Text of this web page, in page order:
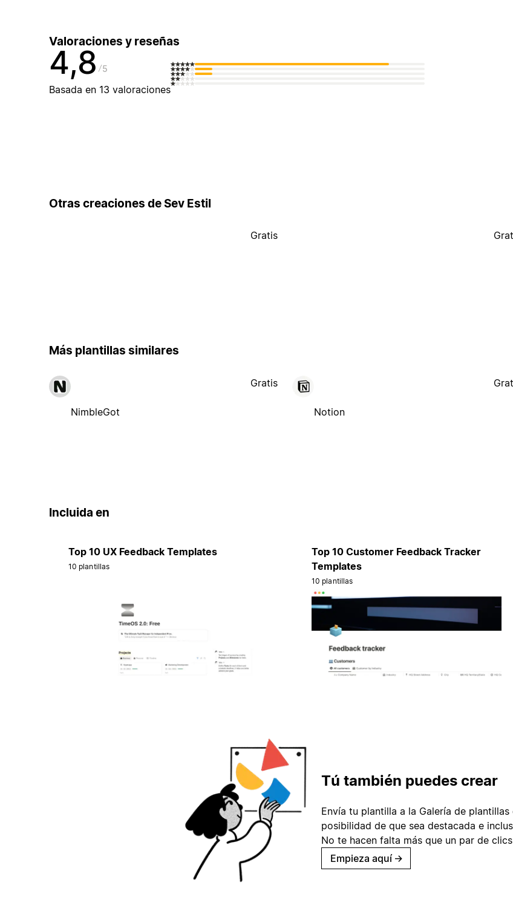
Valoraciones y reseñas
4,8 5
Basada en 13 valoraciones
Otras creaciones de Sev Estil
Gratis
Más plantillas similares
NimbleGot
Gratis
Notion
Incluida en
Top 10 UX Feedback Templates
10 plantillas
Top 10 Customer Feedback Tracker
Templates
10 plantillas
Tú también puedes crear
Envía tu plantilla a la Galería de
posibilidad de que sea destacada e
No te hacen falta más que un par de
Empieza aquí →